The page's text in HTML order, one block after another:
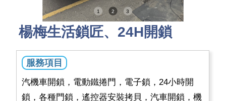
1 2 3
楊梅生活鎖匠、24H開鎖
服務項目
汽機車開鎖，電動鐵捲門，電子鎖，24小時開
鎖，各種門鎖，遙控器安裝拷貝，汽車開鎖，機